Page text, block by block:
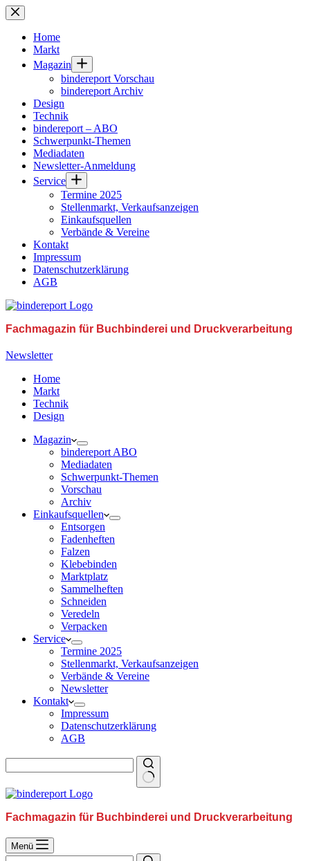
Zum
Inhalt
springenHome
Markt
Magazin
bindereport Vorschau
bindereport Archiv
Design
Technik
bindereport – ABO
Schwerpunkt-Themen
Mediadaten
Newsletter-Anmeldung
Service
Termine 2025
Stellenmarkt, Verkaufsanzeigen
Einkaufsquellen
Verbände & Vereine
Kontakt
Impressum
Datenschutzerklärung
AGB
Fachmagazin für Buchbinderei und Druckverarbeitung
Newsletter
Home
Markt
Technik
Design
Magazin
bindereport ABO
Mediadaten
Schwerpunkt-Themen
Vorschau
Archiv
Einkaufsquellen
Entsorgen
Fadenheften
Falzen
Klebebinden
Marktplatz
Sammelheften
Schneiden
Veredeln
Verpacken
Service
Termine 2025
Stellenmarkt, Verkaufsanzeigen
Verbände & Vereine
Newsletter
Kontakt
Impressum
Datenschutzerklärung
AGB
Fachmagazin für Buchbinderei und Druckverarbeitung
Menü